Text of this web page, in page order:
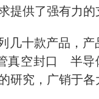
提供了强有力的
十款产品，
空封口 半导
究，广销于各